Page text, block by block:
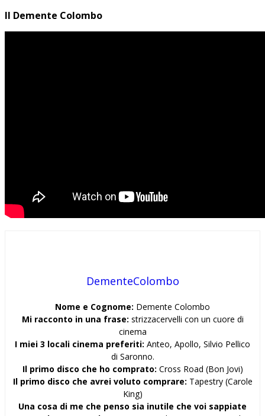
Il Demente Colombo
DementeColombo
Nome e Cognome: Demente Colombo
Mi racconto in una frase: strizzacervelli con un cuore di
cinema
I miei 3 locali cinema preferiti: Anteo, Apollo, Silvio Pellico
di Saronno.
Il primo disco che ho comprato: Cross Road (Bon Jovi)
Il primo disco che avrei voluto comprare: Tapestry (Carole
King)
Una cosa di me che penso sia inutile che voi sappiate